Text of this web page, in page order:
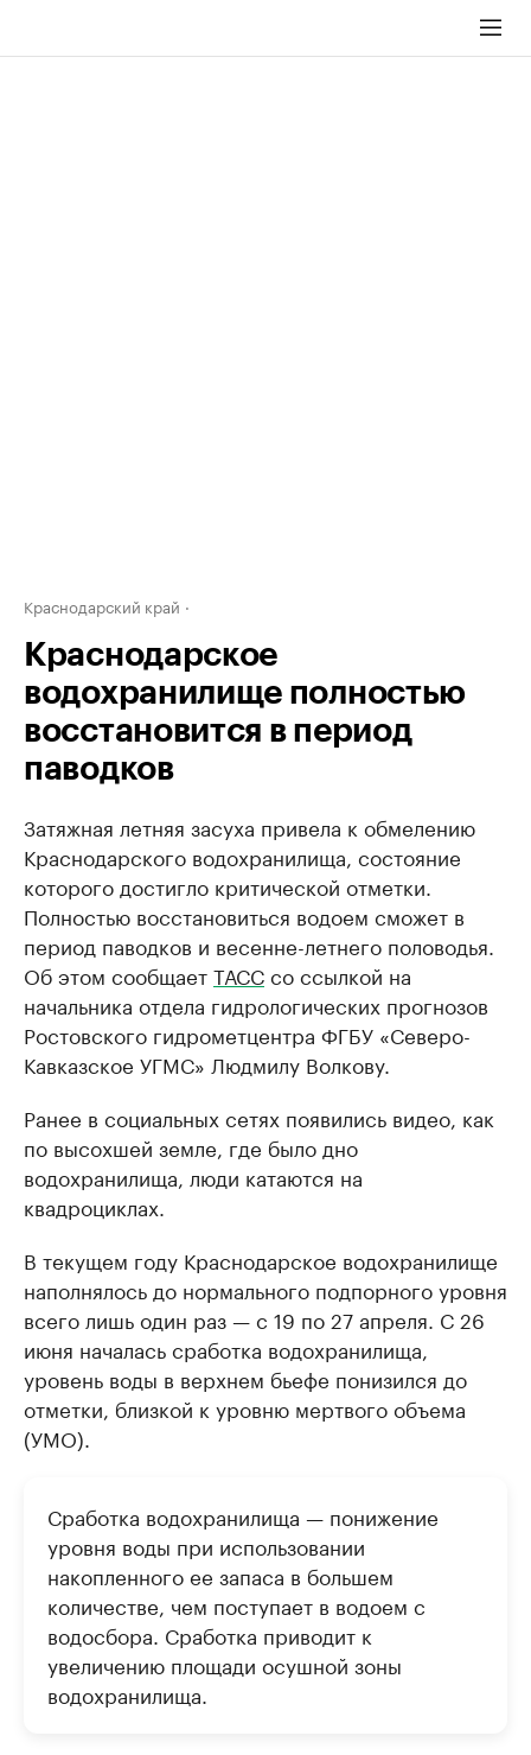
Краснодарский край
Краснодарское
водохранилище полностью
восстановится в период
паводков
Затяжная летняя засуха привела к обмелению
Краснодарского водохранилища, состояние
которого достигло критической отметки.
Полностью восстановиться водоем сможет в
период паводков и весенне-летнего половодья.
Об этом сообщаетТАССсо ссылкой на
начальника отдела гидрологических прогнозов
Ростовского гидрометцентра ФГБУ «Северо-
Кавказское УГМС» Людмилу Волкову.
Ранее в социальных сетях появились видео, как
по высохшей земле, где было дно
водохранилища, люди катаются на
квадроциклах.
В текущем году Краснодарское водохранилище
наполнялось до нормального подпорного уровня
всего лишь один раз — с 19 по 27 апреля. С 26
июня началась сработка водохранилища,
уровень воды в верхнем бьефе понизился до
отметки, близкой к уровню мертвого объема
(УМО).
Сработка водохранилища — понижение
уровня воды при использовании
накопленного ее запаса в большем
количестве, чем поступает в водоем с
водосбора. Сработка приводит к
увеличению площади осушной зоны
водохранилища.